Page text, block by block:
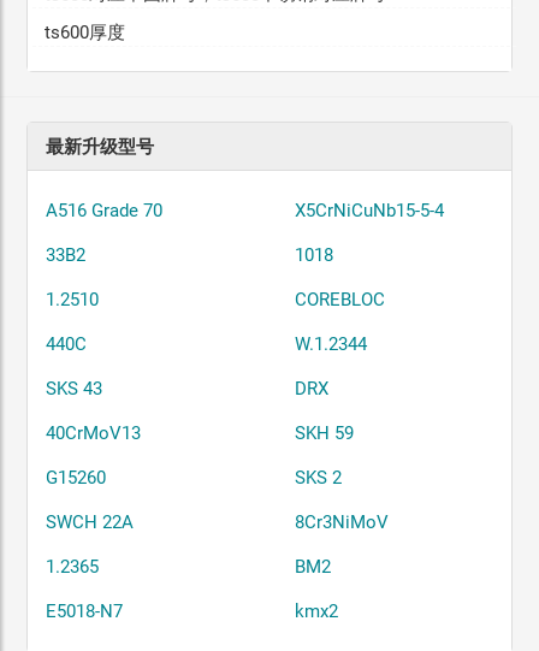
ts600厚度
最新升级型号
A516 Grade 70 X5CrNiCuNb15-5-4
33B2 1018
1.2510 COREBLOC
440C W.1.2344
SKS 43 DRX
40CrMoV13 SKH 59
G15260 SKS 2
SWCH 22A 8Cr3NiMoV
1.2365 BM2
E5018-N7 kmx2